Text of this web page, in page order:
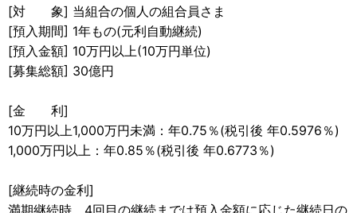
[対 象] 当組合の個人の組合員さま
[預入期間] 1年もの(元利自動継続)
[預入金額] 10万円以上(10万円単位)
[募集総額] 30億円
[金 利]
10万円以上1,000万円未満：年0.75％(税引後 年0.5976％)
1,000万円以上：年0.85％(税引後 年0.6773％)
[継続時の金利]
満期継続時、4回目の継続までは預入金額に応じた継続日の